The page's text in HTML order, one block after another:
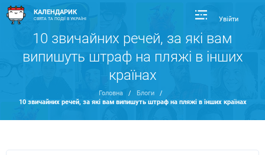
КАЛЕНДАРИК
СВЯТА ТА ПОДІЇ В УКРАЇНІ Увійти
10 звичайних речей, за які вам
випишуть штраф на пляжі в інших
країнах
Головна / Блоги
/
10 звичайних речей, за які вам випишуть штраф на пляжі в інших країнах